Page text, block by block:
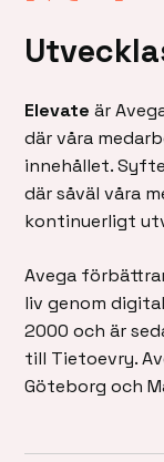
Elevate är
där våra
innehållet.
där såväl våra
kontinuerligt
Avega
liv genom
2000 och är
till Tietoevry.
Göteborg och